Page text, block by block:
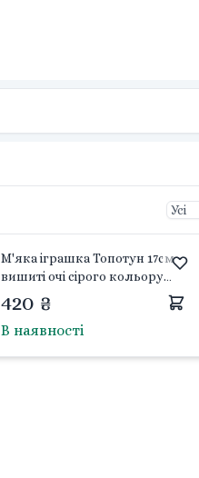
М'яка іграшка Топотун 17см
вишиті очі сірого кольору
Classics PDP2200109 Disney
420 ₴
В наявності